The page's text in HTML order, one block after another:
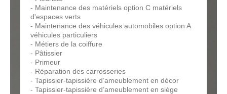
- Maintenance des matériels option C matériels
d'espaces verts
- Maintenance des véhicules automobiles option A
véhicules particuliers
- Métiers de la coiffure
- Pâtissier
- Primeur
- Réparation des carrosseries
- Tapissier-tapissière d’ameublement en décor
- Tapissier-tapissière d’ameublement en siège